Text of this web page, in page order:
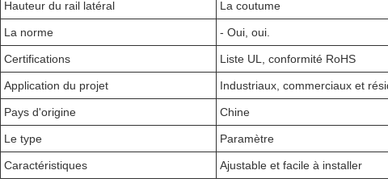
Hauteur du rail latéral La coutume
La norme - Oui, oui.
Certifications Liste UL, conformité RoHS
Application du projet Industriaux, commerciaux et
Pays d'origine Chine
Le type Paramètre
Caractéristiques Ajustable et facile à installer